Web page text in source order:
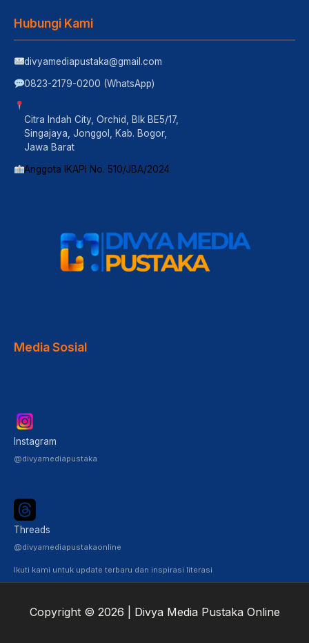
Hubungi Kami
divyamediapustaka@gmail.com
0823-2179-0200 (WhatsApp)
Citra Indah City, Orchid, Blk BE5/17,
Singajaya, Jonggol, Kab. Bogor,
Jawa Barat
Anggota IKAPI No. 510/JBA/2024
Media Sosial
Instagram
@divyamediapustaka
Threads
@divyamediapustakaonline
Ikuti kami untuk update terbaru dan inspirasi literasi
Copyright © 2026 | Divya Media Pustaka Online